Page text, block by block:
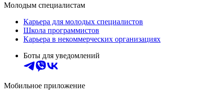
Молодым специалистам
Карьера для молодых специалистов
Школа программистов
Карьера в некоммерческих организациях
Боты для уведомлений
Мобильное приложение